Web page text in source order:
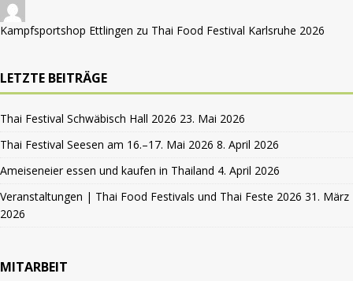
Kampfsportshop Ettlingen zu Thai Food Festival Karlsruhe 2026
LETZTE BEITRÄGE
Thai Festival Schwäbisch Hall 2026 23. Mai 2026
Thai Festival Seesen am 16.–17. Mai 2026 8. April 2026
Ameiseneier essen und kaufen in Thailand 4. April 2026
Veranstaltungen | Thai Food Festivals und Thai Feste 2026 31. März
2026
MITARBEIT